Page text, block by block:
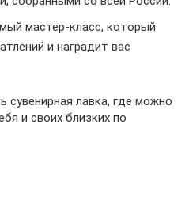
мастер-класс, который
и наградит вас
сувенирная лавка, где можно
и своих близких по